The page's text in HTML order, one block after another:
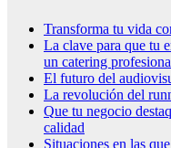
Transforma tu vida
La clave para que tu empresa marque la diferencia, contrata
un catering
El futuro del
La revolución del
Que tu negocio destaque gracias a un trabajo de rotulación de
calidad
Situaciones en las que necesitas acudir a un osteópata de